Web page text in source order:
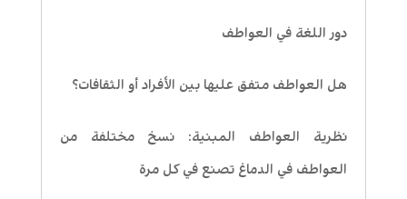
دور اللغة في العواطف
هل العواطف متفق عليها بين الأفراد أو الثقافات؟
نظرية العواطف المبنية: نسخ مختلفة من
العواطف في الدماغ تصنع في كل مرة